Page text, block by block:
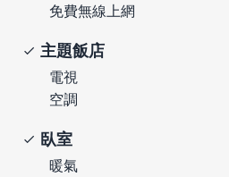
免費無線上網
主題飯店
電視
空調
臥室
暖氣